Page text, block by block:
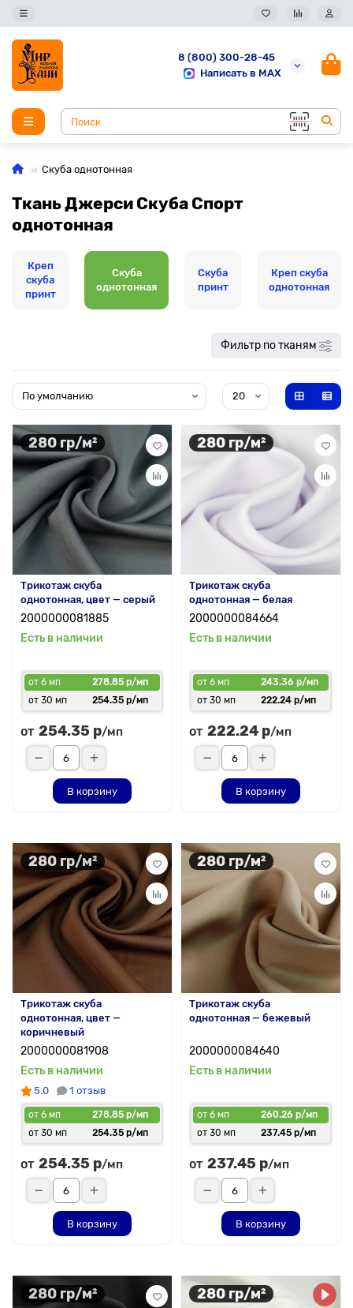
8 (800) 300-28-45
Написать в MAX
Скуба однотонная
Ткань Джерси Скуба Спорт
однотонная
Креп
скуба
принт
Скуба
однотонная
Скуба
принт
Креп скуба
однотонная
Фильтр по тканям
280 гр/м²
Трикотаж скуба
однотонная, цвет — серый
2000000081885
Есть в наличии
от 6 мп
278.85 р/мп
от 30 мп
254.35 р/мп
от 254.35 р/мп
В корзину
280 гр/м²
Трикотаж скуба
однотонная — белая
2000000084664
Есть в наличии
от 6 мп
243.36 р/мп
от 30 мп
222.24 р/мп
от 222.24 р/мп
В корзину
280 гр/м²
Трикотаж скуба
однотонная, цвет —
коричневый
2000000081908
Есть в наличии
5.0 1 отзыв
от 6 мп
278.85 р/мп
от 30 мп
254.35 р/мп
от 254.35 р/мп
В корзину
280 гр/м²
Трикотаж скуба
однотонная — бежевый
2000000084640
Есть в наличии
от 6 мп
260.26 р/мп
от 30 мп
237.45 р/мп
от 237.45 р/мп
В корзину
280 гр/м² 280 гр/м²